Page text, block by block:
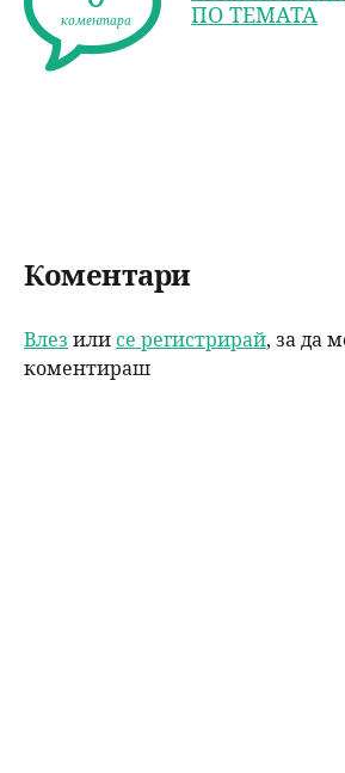
b
коментара
ПО ТЕМАТА
Коментари
Влез илисе регистрирай, за да
коментираш